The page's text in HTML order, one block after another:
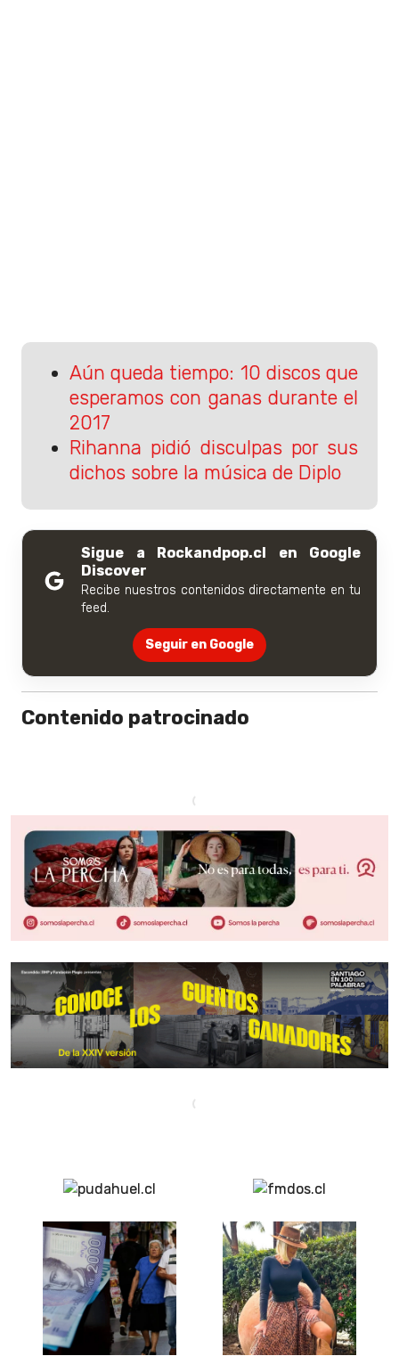
Aún queda tiempo: 10 discos que
esperamos con ganas durante el
2017
Rihanna pidió disculpas por sus
dichos sobre la música de Diplo
Sigue a Rockandpop.cl en Google
Discover
Recibe nuestros contenidos directamente en tu
feed.
Seguir en Google
Contenido patrocinado